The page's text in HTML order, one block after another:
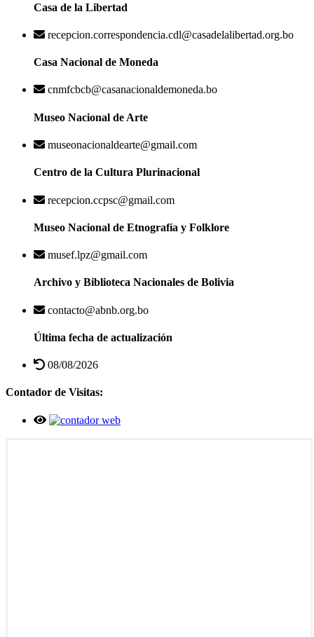
Casa de la Libertad
recepcion.correspondencia.cdl@casadelalibertad.org.bo
Casa Nacional de Moneda
cnmfcbcb@casanacionaldemoneda.bo
Museo Nacional de Arte
museonacionaldearte@gmail.com
Centro de la Cultura Plurinacional
recepcion.ccpsc@gmail.com
Museo Nacional de Etnografía y Folklore
musef.lpz@gmail.com
Archivo y Biblioteca Nacionales de Bolivia
contacto@abnb.org.bo
Última fecha de actualización
08/08/2026
Contador de Visitas: